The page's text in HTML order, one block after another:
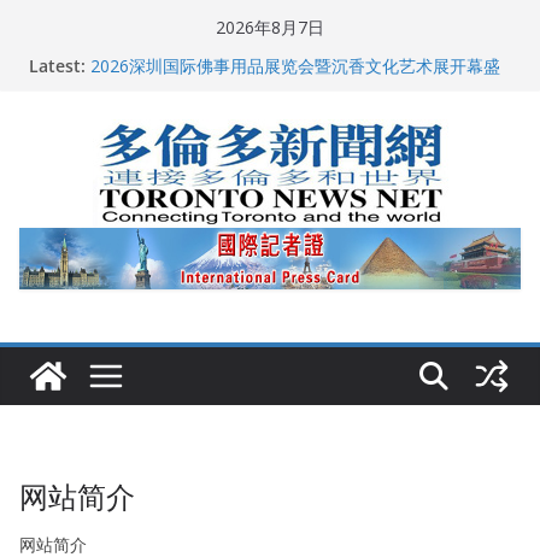
2026年8月7日
Latest: 2026深圳国际佛事用品展览会暨沉香文化艺术展开幕盛
关加拿大就业
2026加拿大青少年儿童绘画比赛颁奖典礼多伦多举行
龚晓华参加多伦多骄傲大游行 与市民分享竞选理念
多伦多市长选举拉开帷幕 多名华人候选人宣布角逐
网站简介
网站简介